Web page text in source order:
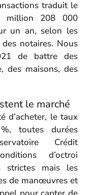
traduit le
million 208 000
un an, selon les
notaires. Nous
de battre des
des maisons, des
le marché
d’acheter, le taux
toutes durées
Crédit
d’octroi
strictes mais les
de manœuvres et